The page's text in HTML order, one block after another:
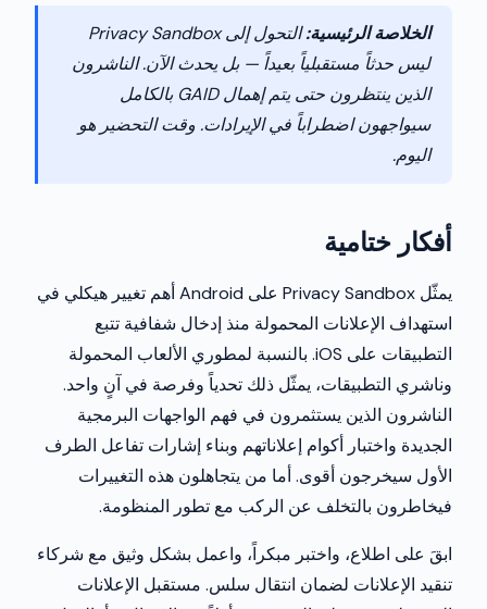
الخلاصة الرئيسية:
التحول إلى Privacy Sandbox
ليس حدثاً مستقبلياً بعيداً — بل يحدث الآن. الناشرون
الذين ينتظرون حتى يتم إهمال GAID بالكامل
سيواجهون اضطراباً في الإيرادات. وقت التحضير هو
اليوم.
أفكار ختامية
يمثّل Privacy Sandbox على Android أهم تغيير هيكلي في
استهداف الإعلانات المحمولة منذ إدخال شفافية تتبع
التطبيقات على iOS. بالنسبة لمطوري الألعاب المحمولة
وناشري التطبيقات، يمثّل ذلك تحدياً وفرصة في آنٍ واحد.
الناشرون الذين يستثمرون في فهم الواجهات البرمجية
الجديدة واختبار أكوام إعلاناتهم وبناء إشارات تفاعل الطرف
الأول سيخرجون أقوى. أما من يتجاهلون هذه التغييرات
فيخاطرون بالتخلف عن الركب مع تطور المنظومة.
ابقَ على اطلاع، واختبر مبكراً، واعمل بشكل وثيق مع شركاء
تنقيد الإعلانات لضمان انتقال سلس. مستقبل الإعلانات